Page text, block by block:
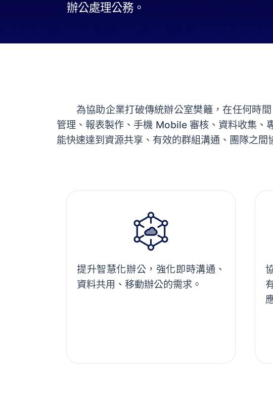
辦公處理公務。
為協助企業打破傳統辦公室樊籬，在任何時間
管理、報表製作、手機 Mobile 審核、資料收集、
能快速達到資源共享、有效的群組溝通、團隊之
提升智慧化辦公，強化即時溝通、
資料共用、移動辦公的需求。